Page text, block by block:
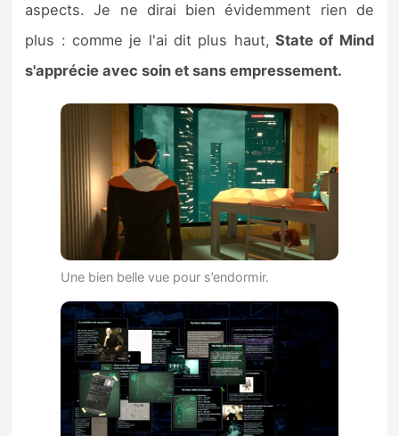
aspects. Je ne dirai bien évidemment rien de
plus : comme je l'ai dit plus haut, State of Mind
s'apprécie avec soin et sans empressement.
Une bien belle vue pour s’endormir.